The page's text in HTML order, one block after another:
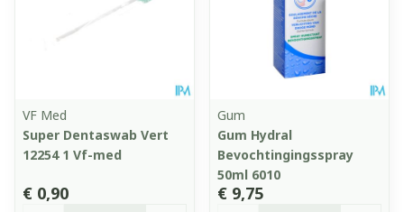
VF Med
Super Dentaswab Vert
12254 1 Vf-med
€ 0,90
Gum
Gum Hydral
Bevochtingingsspray
50ml 6010
€ 9,75